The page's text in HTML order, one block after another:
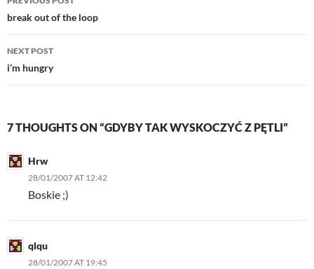
navigation
break out of the loop
NEXT POST
i’m hungry
7 THOUGHTS ON “GDYBY TAK WYSKOCZYĆ Z PĘTLI”
Hrw
28/01/2007 AT 12:42
Boskie ;)
qlqu
28/01/2007 AT 19:45